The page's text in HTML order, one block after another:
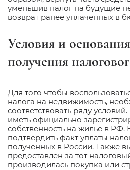
уменьшив налог на будущие
возврат ранее уплаченных в
Условия и
получения
Для того чтобы
налога на недвижимость,
соответствовать ряду
иметь официально
собственность на жилье в РФ.
подтвердить факт уплаты
полученных в России. Также
предоставлен за тот
производилась покупка или